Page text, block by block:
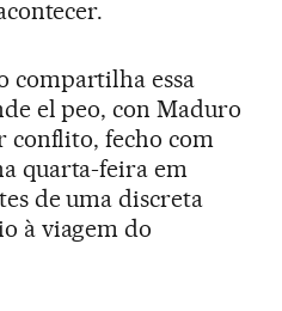
compartilha essa
el peo, con Maduro
conflito, fecho com
quarta-feira em
de uma discreta
à viagem do